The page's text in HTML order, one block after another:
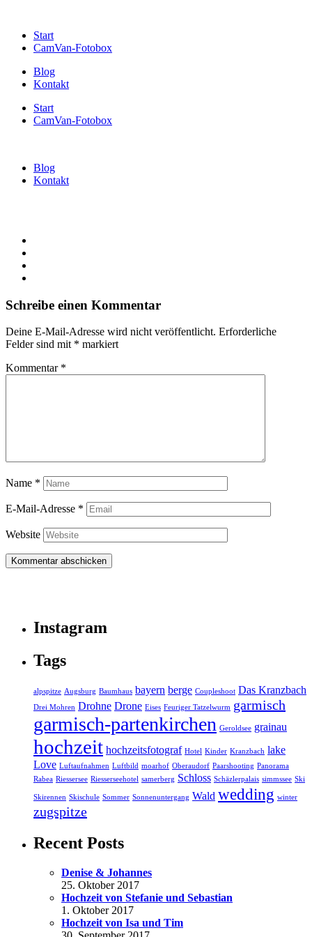
Start
CamVan-Fotobox
Blog
Kontakt
Start
CamVan-Fotobox
Blog
Kontakt
Schreibe einen Kommentar
Deine E-Mail-Adresse wird nicht veröffentlicht. Erforderliche
Felder sind mit * markiert
Kommentar *
Name *
E-Mail-Adresse *
Website
Instagram
Tags
alpspitze Augsburg Baumhaus bayern berge Coupleshoot Das Kranzbach
Drei Mohren Drohne Drone Eises Feuriger Tatzelwurm garmisch
garmisch-partenkirchen Geroldsee grainau
hochzeit hochzeitsfotograf Hotel Kinder Kranzbach lake
Love Luftaufnahmen Luftbild moarhof Oberaudorf Paarshooting Panorama
Rabea Riessersee Riesserseehotel samerberg Schloss Schäzlerpalais simmssee Ski
Skirennen Skischule Sommer Sonnenuntergang Wald wedding winter
zugspitze
Recent Posts
Denise & Johannes
25. Oktober 2017
Hochzeit von Stefanie und Sebastian
1. Oktober 2017
Hochzeit von Isa und Tim